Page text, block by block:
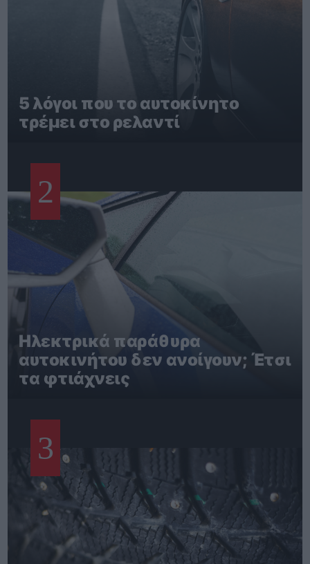
5 λόγοι που το αυτοκίνητο
τρέμει στο ρελαντί
2
Ηλεκτρικά παράθυρα
αυτοκινήτου δεν ανοίγουν; Έτσι
τα φτιάχνεις
3